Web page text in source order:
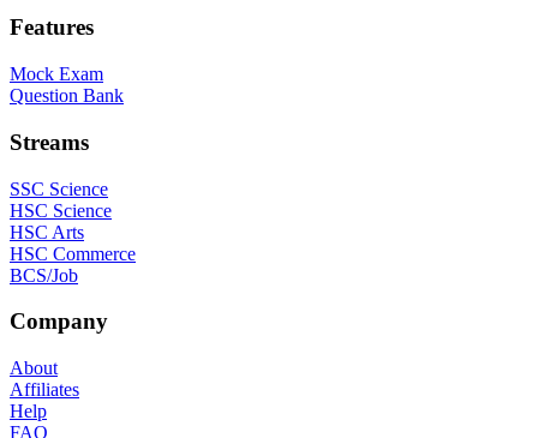
Features
Mock Exam
Question Bank
Streams
SSC Science
HSC Science
HSC Arts
HSC Commerce
BCS/Job
Company
About
Affiliates
Help
FAQ